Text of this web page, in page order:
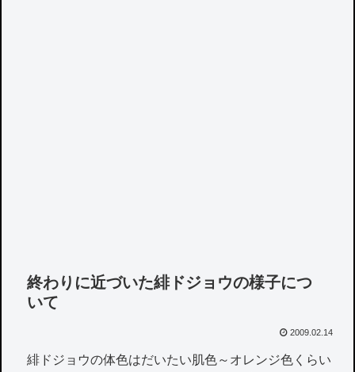
終わりに近づいた緋ドジョウの様子につ
いて
2009.02.14
緋ドジョウの体色はだいたい肌色～オレンジ色くらい